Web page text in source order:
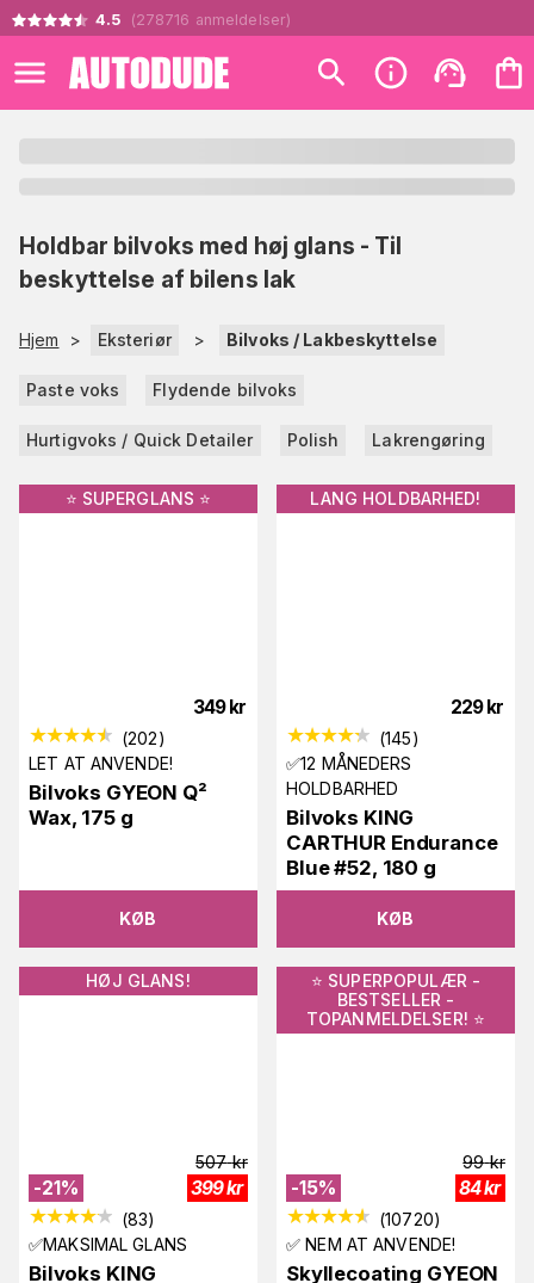
4.5 (278716 anmeldelser)
Holdbar bilvoks med høj glans - Til
beskyttelse af bilens lak
Hjem > Eksteriør > Bilvoks / Lakbeskyttelse
Paste voks Flydende bilvoks
Hurtigvoks / Quick Detailer Polish Lakrengøring
⭐️ SUPERGLANS ⭐️
349 kr
(202)
LET AT ANVENDE!
Bilvoks GYEON Q²
Wax, 175 g
KØB
LANG HOLDBARHED!
229 kr
(145)
✅12 MÅNEDERS
HOLDBARHED
Bilvoks KING
CARTHUR Endurance
Blue #52, 180 g
KØB
HØJ GLANS!
-21%
507 kr
399kr
(83)
✅MAKSIMAL GLANS
Bilvoks KING
⭐️ SUPERPOPULÆR -
BESTSELLER -
TOPANMELDELSER! ⭐️
-15%
99 kr
84kr
(10720)
✅ NEM AT ANVENDE!
Skyllecoating GYEON